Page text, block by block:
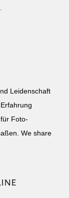
Leidenschaft
Foto-
We share